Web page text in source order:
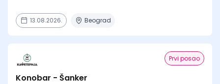
13.08.2026. Beograd
Prvi posao
Konobar - Šanker